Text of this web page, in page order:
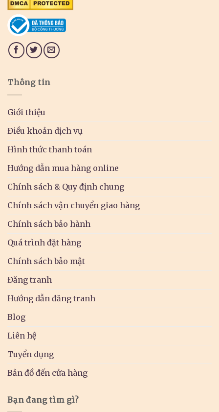
Thông tin
Giới thiệu
Điều khoản dịch vụ
Hình thức thanh toán
Hướng dẫn mua hàng online
Chính sách & Quy định chung
Chính sách vận chuyển giao hàng
Chính sách bảo hành
Quá trình đặt hàng
Chính sách bảo mật
Đăng tranh
Hướng dẫn đăng tranh
Blog
Liên hệ
Tuyển dụng
Bản đồ đến cửa hàng
Bạn đang tìm gì?